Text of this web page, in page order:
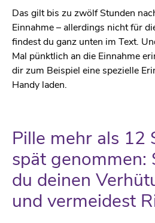
Das gilt bis zu zwölf Stunden
Einnahme – allerdings nicht für
findest du ganz unten im Text.
Mal pünktlich an die Einnahme
dir zum Beispiel eine spezielle
Handy laden.
Pille mehr als 12
spät genommen:
du deinen
und vermeidest